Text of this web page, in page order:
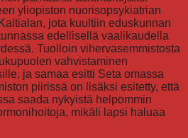
yliopiston nuorisopsykiatrian
jota kuultiin eduskunnan
edellisellä vaalikaudella
Tuolloin vihervasemmistosta
vahvistaminen
ja samaa esitti Seta omassa
piirissä on lisäksi esitetty, että
saada nykyistä helpommin
mikäli lapsi haluaa